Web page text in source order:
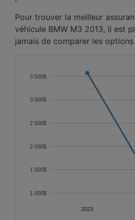
Pour trouver la meilleur
véhicule BMW M3 2013, il est
jamais de comparer les
2023
1 000$
1 500$
2 000$
2 500$
3 000$
3 500$